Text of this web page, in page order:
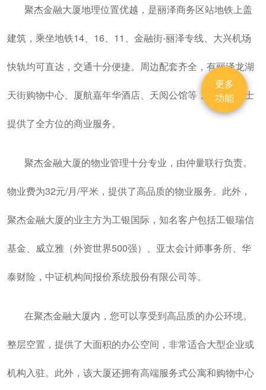
聚杰金融大厦地理位置优越，是丽泽商务区站地铁上盖
建筑，乘坐地铁14、16、11、金融街-丽泽专线、大兴机场
快轨均可直达，交通十分便捷。周边配套齐全，有丽泽龙湖
天街购物中心、厦航嘉年华酒店、天阅公馆等，为商务人士
提供了全方位的商业服务。
聚杰金融大厦的物业管理十分专业，由仲量联行负责。
物业费为32元/月/平米，提供了高品质的物业服务。此外，
聚杰金融大厦的业主方为工银国际，知名客户包括工银瑞信
基金、威立雅（外资世界500强）、亚太会计师事务所、华
泰财险，中证机构间报价系统股份有限公司等。
在聚杰金融大厦内，您可以享受到高品质的办公环境。
整层空置，提供了大面积的办公空间，非常适合大型企业或
机构入驻。此外，该大厦还拥有高端服务式公寓和购物中心
更多
功能